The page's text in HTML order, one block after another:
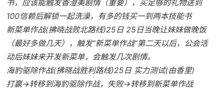
书，应该能触发香澄美剧情（重要），买足够的礼物送到
100信赖后解锁一起洗澡，有多的钱买一到两本技能书
新菜单作战(拂晓战败北路线)25日 25日当晚让妹妹做晚饭
（最好多做几天），触发“新菜单作战”第二天以后，公会活
动后妹妹来开发新菜单，会触发几次剧情。
海豹驱除作战(拂晓战胜利路线)25日 实力测试(由香里)
打赢→转移到海豹驱除作战，失败→转移到新菜单作战